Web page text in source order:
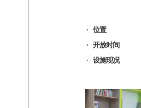
位置
开放时间
设施现况